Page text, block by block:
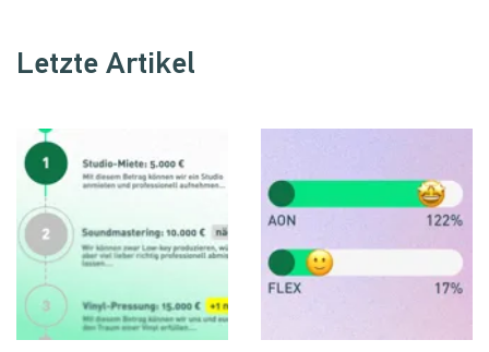
Letzte Artikel